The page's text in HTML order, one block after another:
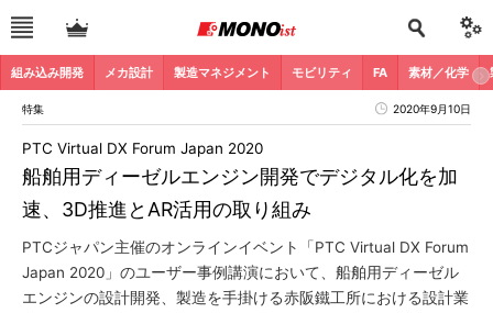
組み込み開発 メカ設計 製造マネジメント モビリティ FA 素材／化学
特集 2020年9月10日
船舶用ディーゼルエンジン開発でデジタル化を加
速、3D推進とAR活用の取り組み
PTC Virtual DX Forum Japan 2020
PTCジャパン主催のオンラインイベント「PTC Virtual DX Forum
Japan 2020」のユーザー事例講演において、船舶用ディーゼル
エンジンの設計開発、製造を手掛ける赤阪鐵工所における設計業